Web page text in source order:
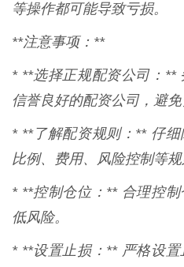
等操作都可能导致亏损。
**注意事项：**
* **选择正规配资公司：**
信誉良好的配资公司，避免
* **了解配资规则：** 仔
比例、费用、风险控制等规
* **控制仓位：** 合理控
低风险。
* **设置止损：** 严格设